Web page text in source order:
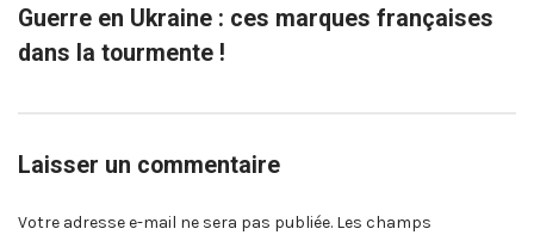
Guerre en Ukraine : ces marques françaises
dans la tourmente !
Laisser un commentaire
Votre adresse e-mail ne sera pas publiée. Les champs